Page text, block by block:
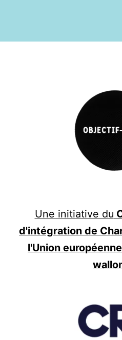
Une initiative du
d'intégration de
l'Union européenne